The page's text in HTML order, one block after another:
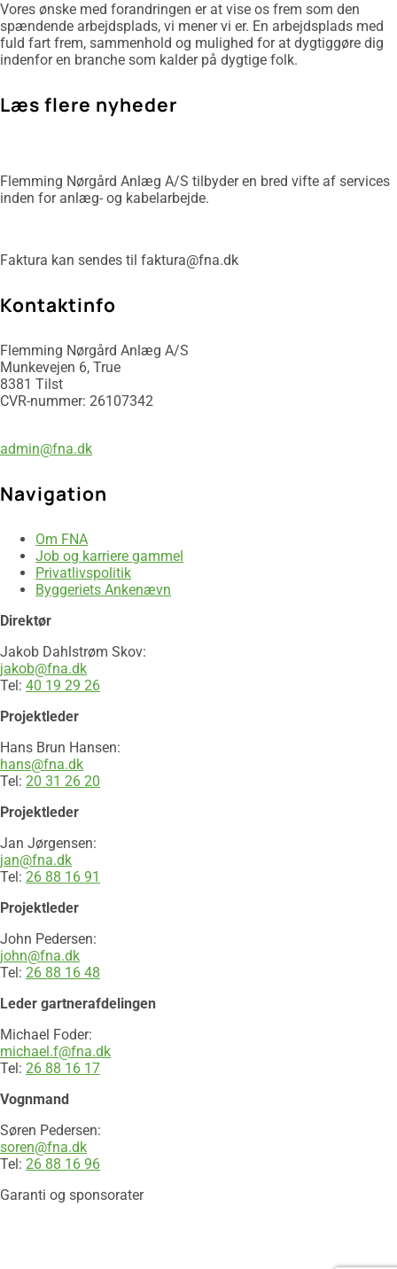
Vores ønske med forandringen er at vise os frem som den
spændende arbejdsplads, vi mener vi er. En arbejdsplads med
fuld fart frem, sammenhold og mulighed for at dygtiggøre dig
indenfor en branche som kalder på dygtige folk.
Læs flere nyheder
Flemming Nørgård Anlæg A/S tilbyder en bred vifte af services
inden for anlæg- og kabelarbejde.
Faktura kan sendes til faktura@fna.dk
​Kontaktinfo
Flemming Nørgård Anlæg A/S
Munkevejen 6, True
​8381 Tilst
CVR-nummer: 26107342
admin@fna.dk
Navigation
Om FNA
Job og karriere gammel
Privatlivspolitik
Byggeriets Ankenævn
Direktør
Jakob Dahlstrøm Skov:
jakob@fna.dk
Tel: 40 19 29 26​
Projektleder
Hans Brun Hansen:
hans@fna.dk
Tel: 20 31 26 20​​
Projektleder
Jan Jørgensen:
jan@fna.dk
Tel: 26 88 16 91​​
Projektleder
​John Pedersen:
john@fna.dk
Tel: 26 88 16 48
Leder gartnerafdelingen
Michael Foder:
michael.f@fna.dk
Tel: 26 88 16 17
Vognmand
Søren Pedersen:
soren@fna.dk
Tel: 26 88 16 96
Garanti og sponsorater